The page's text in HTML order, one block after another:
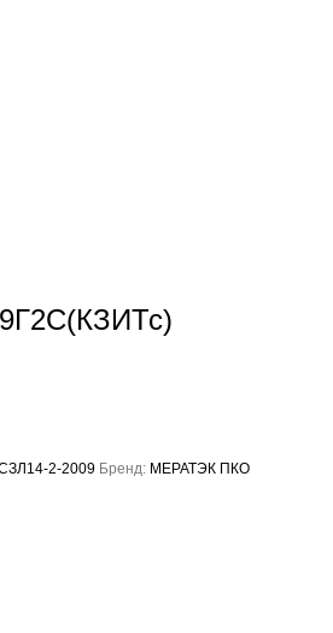
2-2009 Бренд: МЕРАТЭК ПКО